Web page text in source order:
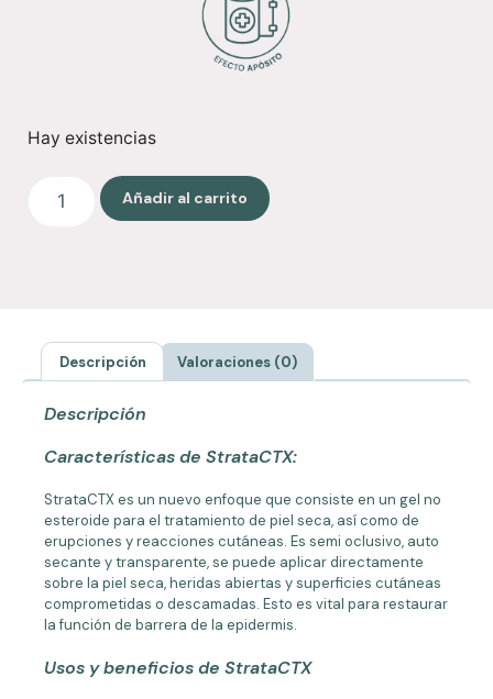
Hay existencias
Añadir al carrito
Descripción Valoraciones (0)
Descripción
Características de StrataCTX:
StrataCTX es un nuevo enfoque que consiste en un gel no
esteroide para el tratamiento de piel seca, así como de
erupciones y reacciones cutáneas. Es semi oclusivo, auto
secante y transparente, se puede aplicar directamente
sobre la piel seca, heridas abiertas y superficies cutáneas
comprometidas o descamadas. Esto es vital para restaurar
la función de barrera de la epidermis.
Usos y beneficios de StrataCTX